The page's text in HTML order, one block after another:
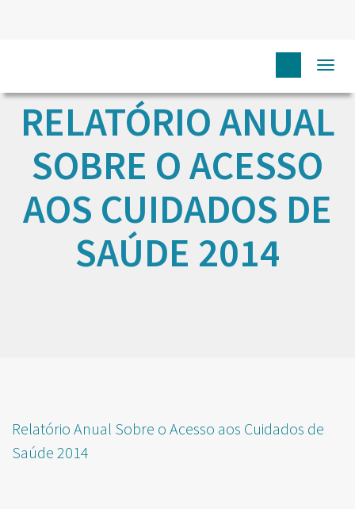
RELATÓRIO ANUAL
SOBRE O ACESSO
AOS CUIDADOS DE
SAÚDE 2014
Relatório Anual Sobre o Acesso aos Cuidados de
Saúde 2014